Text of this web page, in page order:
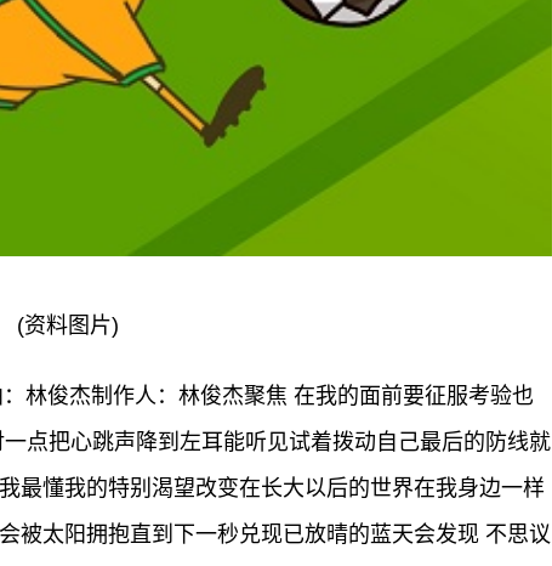
(资料图片)
林俊杰制作人：林俊杰聚焦 在我的面前要征服考验也
点把心跳声降到左耳能听见试着拨动自己最后的防线就
最懂我的特别渴望改变在长大以后的世界在我身边一样
被太阳拥抱直到下一秒兑现已放晴的蓝天会发现 不思议